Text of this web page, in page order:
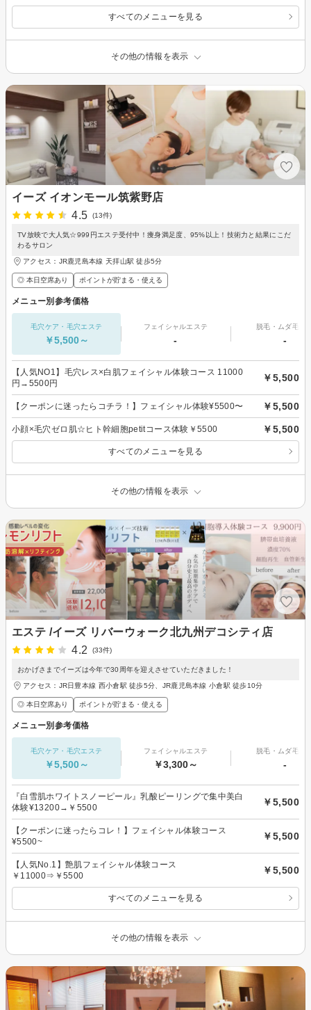
すべてのメニューを見る
その他の情報を表示
イーズ イオンモール筑紫野店
4.5
(13件)
TV放映で大人気☆999円エステ受付中！痩身満足度、95%以上！技術力と結果にこだ
わるサロン
アクセス：JR鹿児島本線 天拝山駅 徒歩5分
◎ 本日空席あり ポイントが貯まる・使える
メニュー別参考価格
毛穴ケア・毛穴エステ
￥5,500～
フェイシャルエステ
-
脱毛・ムダ毛処
-
【人気NO1】毛穴レス×白肌フェイシャル体験コース 11000
円→5500円
￥5,500
【クーポンに迷ったらコチラ！】フェイシャル体験¥5500〜 ￥5,500
小顔×毛穴ゼロ肌☆ヒト幹細胞petitコース体験￥5500 ￥5,500
すべてのメニューを見る
その他の情報を表示
エステ /イーズ リバーウォーク北九州デコシティ店
4.2
(33件)
おかげさまでイーズは今年で30周年を迎えさせていただきました！
アクセス：JR日豊本線 西小倉駅 徒歩5分、JR鹿児島本線 小倉駅 徒歩10分
◎ 本日空席あり ポイントが貯まる・使える
メニュー別参考価格
毛穴ケア・毛穴エステ
￥5,500～
フェイシャルエステ
￥3,300～
脱毛・ムダ毛処
-
『白雪肌ホワイトスノーピール』乳酸ピーリングで集中美白
体験¥13200→￥5500
￥5,500
【クーポンに迷ったらコレ！】フェイシャル体験コース
¥5500~
￥5,500
【人気No.1】艶肌フェイシャル体験コース
￥11000⇒￥5500
￥5,500
すべてのメニューを見る
その他の情報を表示